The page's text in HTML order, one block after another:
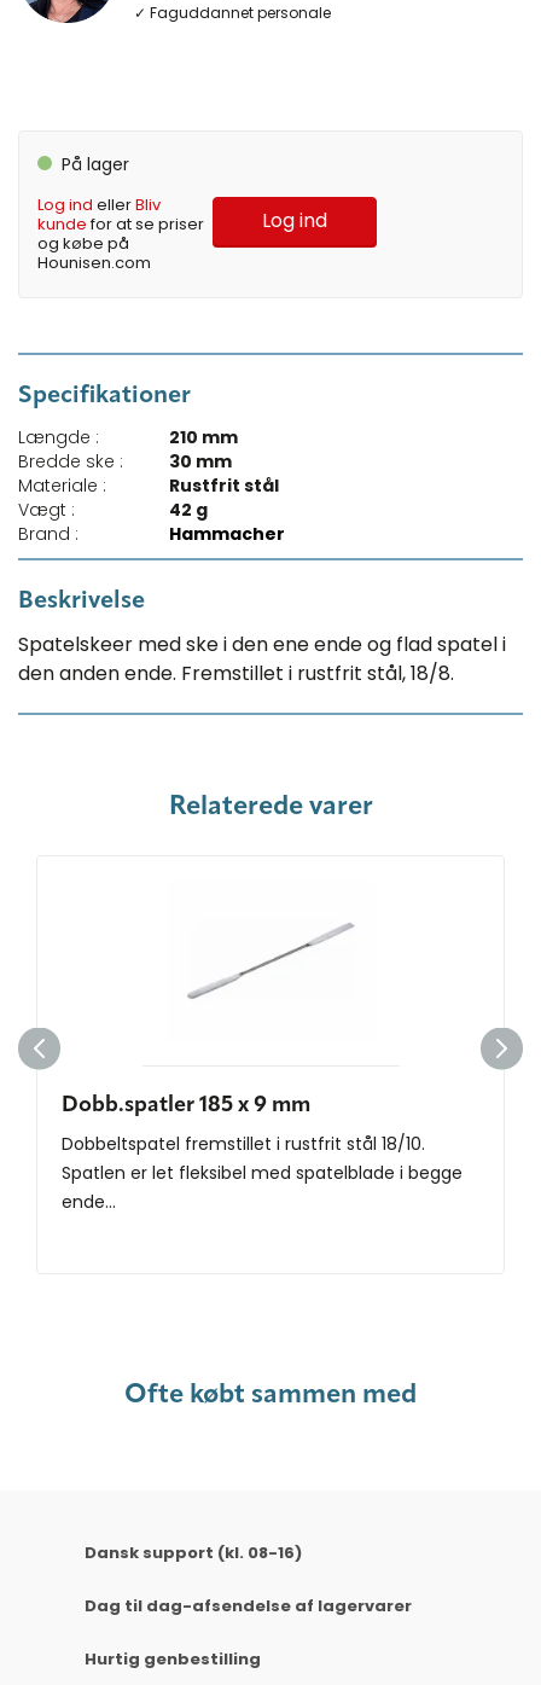
✓ Faguddannet personale
På lager
Log ind ellerBliv
kundefor at se priser
og købe på
Hounisen.com
Log ind
Specifikationer
Længde :
210 mm
Bredde ske :
30 mm
Materiale :
Rustfrit stål
Vægt :
42 g
Brand :
Hammacher
Beskrivelse
Spatelskeer med ske i den ene ende og flad spatel i
den anden ende. Fremstillet i rustfrit stål, 18/8.
Relaterede varer
Dobb.spatler 185 x 9 mm
Dobbeltspatel fremstillet i rustfrit stål 18/10.
Spatlen er let fleksibel med spatelblade i begge
ende...
Ofte købt sammen med
Dansk support (kl. 08-16)
Dag til dag-afsendelse af lagervarer
Hurtig genbestilling